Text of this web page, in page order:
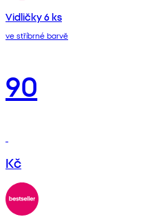
Vidličky 6 ks
ve stříbrné barvě
90
Kč